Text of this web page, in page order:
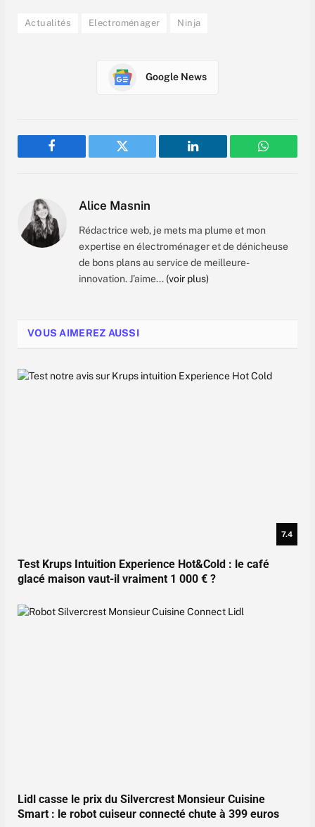
Actualités Electroménager Ninja
Google News
Facebook Twitter LinkedIn
Alice Masnin
Rédactrice web, je mets ma plume et mon
expertise en électroménager et de dénicheuse
de bons plans au service de meilleure-
innovation. J’aime... (voir plus)
VOUS AIMEREZ AUSSI
7.4
Test Krups Intuition Experience Hot&Cold : le café
glacé maison vaut-il vraiment 1 000 € ?
Lidl casse le prix du Silvercrest Monsieur Cuisine
Smart : le robot cuiseur connecté chute à 399 euros